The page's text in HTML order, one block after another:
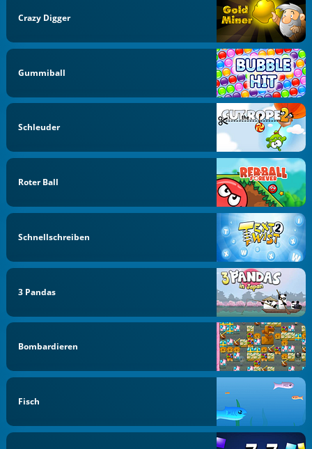
Crazy Digger
Gummiball
Schleuder
Roter Ball
Schnellschreiben
3 Pandas
Bombardieren
Fisch